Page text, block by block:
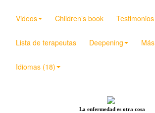
Videos Children’s book Testimonios
Lista de terapeutas Deepening Más
Idiomas (18)
La enfermedad es otra cosa